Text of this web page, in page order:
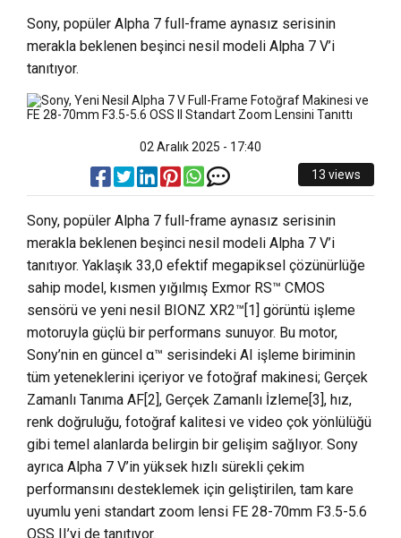
Sony, popüler Alpha 7 full-frame aynasız serisinin
merakla beklenen beşinci nesil modeli Alpha 7 V’i
tanıtıyor.
02 Aralık 2025 - 17:40
13 views
Sony, popüler Alpha 7 full-frame aynasız serisinin
merakla beklenen beşinci nesil modeli Alpha 7 V’i
tanıtıyor. Yaklaşık 33,0 efektif megapiksel çözünürlüğe
sahip model, kısmen yığılmış Exmor RS™ CMOS
sensörü ve yeni nesil BIONZ XR2™[1] görüntü işleme
motoruyla güçlü bir performans sunuyor. Bu motor,
Sony’nin en güncel α™ serisindeki AI işleme biriminin
tüm yeteneklerini içeriyor ve fotoğraf makinesi; Gerçek
Zamanlı Tanıma AF[2], Gerçek Zamanlı İzleme[3], hız,
renk doğruluğu, fotoğraf kalitesi ve video çok yönlülüğü
gibi temel alanlarda belirgin bir gelişim sağlıyor. Sony
ayrıca Alpha 7 V’in yüksek hızlı sürekli çekim
performansını desteklemek için geliştirilen, tam kare
uyumlu yeni standart zoom lensi FE 28-70mm F3.5-5.6
OSS II’yi de tanıtıyor.